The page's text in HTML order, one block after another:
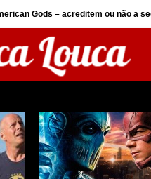
Gods – acreditem ou não a